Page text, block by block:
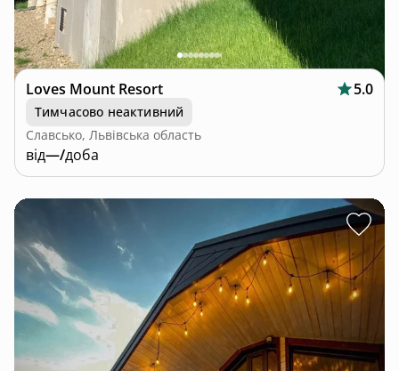
Loves Mount Resort 5.0
Тимчасово неактивний
Славсько, Львівська область
від—/доба